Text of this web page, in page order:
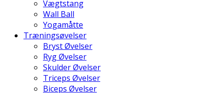
Vægtstang
Wall Ball
Yogamåtte
Træningsøvelser
Bryst Øvelser
Ryg Øvelser
Skulder Øvelser
Triceps Øvelser
Biceps Øvelser